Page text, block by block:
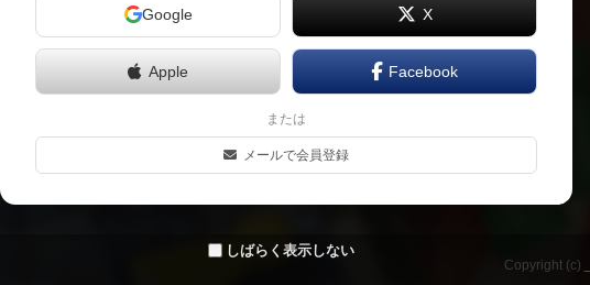
Google X
Apple Facebook
または
メールで会員登録
しばらく表示しない
ボドとも・会員一覧
ボードゲーム業界コラム
ボドゲーマご利用案内
20分以下のボードゲームの通販商品
60分以上のボードゲームの通販商品
割引購入！ボドクーポンについて
クラウドファンディング ボドファン
Copyright (c)